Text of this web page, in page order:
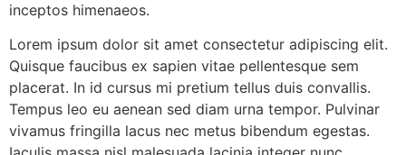
inceptos himenaeos.
Lorem ipsum dolor sit amet consectetur adipiscing elit.
Quisque faucibus ex sapien vitae pellentesque sem
placerat. In id cursus mi pretium tellus duis convallis.
Tempus leo eu aenean sed diam urna tempor. Pulvinar
vivamus fringilla lacus nec metus bibendum egestas.